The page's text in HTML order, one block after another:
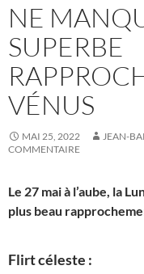
NE
SUPERBE
VÉNUS
MAI 25, 2022 JEAN-
COMMENTAIRE
Le 27 mai à l’aube, la
plus beau
Flirt céleste :